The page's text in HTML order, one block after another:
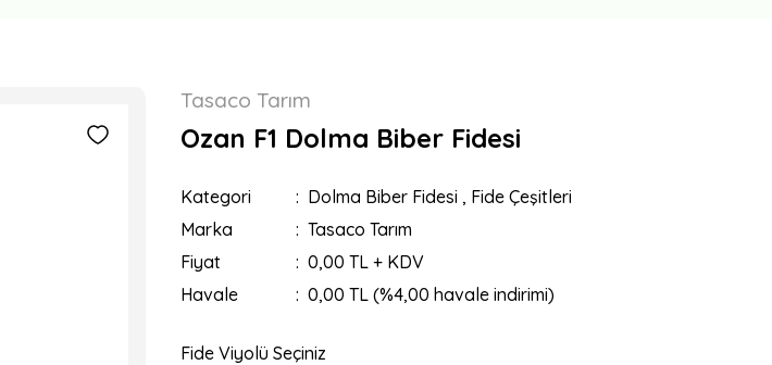
Tasaco Tarım
Ozan F1 Dolma Biber Fidesi
Kategori Dolma Biber Fidesi , Fide Çeşitleri
Marka
Tasaco Tarım
Fiyat
0,00 TL + KDV
Havale
0,00 TL (%4,00 havale indirimi)
Fide Viyolü Seçiniz